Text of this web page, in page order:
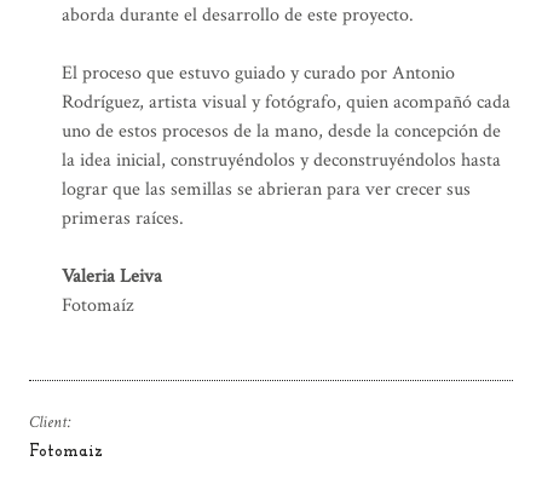
aborda durante el desarrollo de este proyecto.
El proceso que estuvo guiado y curado por Antonio
Rodríguez, artista visual y fotógrafo, quien acompañó cada
uno de estos procesos de la mano, desde la concepción de
la idea inicial, construyéndolos y deconstruyéndolos hasta
lograr que las semillas se abrieran para ver crecer sus
primeras raíces.
Valeria Leiva
Fotomaíz
Client:
Fotomaiz